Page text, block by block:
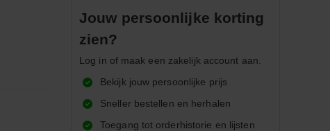
Jouw persoonlijke korting
zien?
Log in of maak een zakelijk account aan.
Bekijk jouw persoonlijke prijs
Sneller bestellen en herhalen
Toegang tot orderhistorie en lijsten